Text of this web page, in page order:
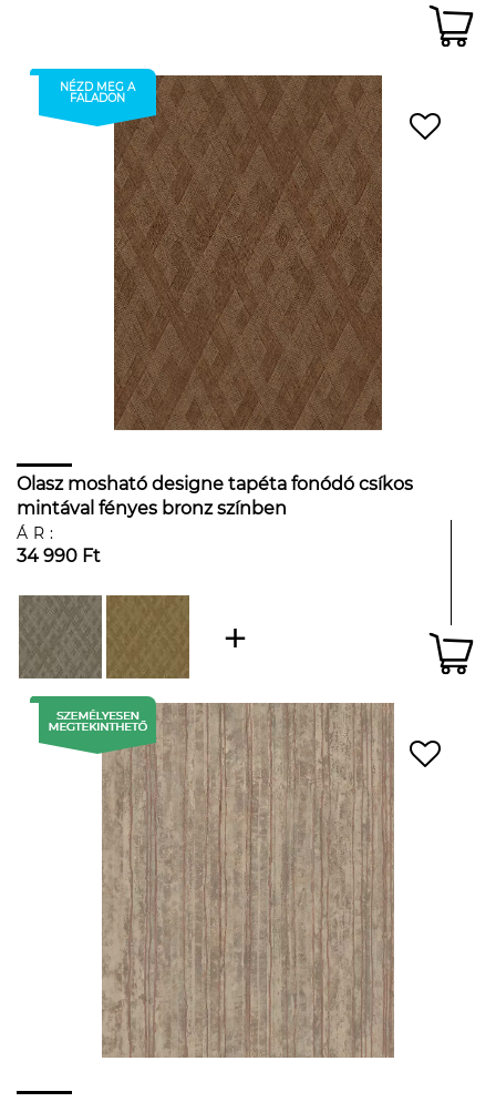
NÉZD MEG A
FALADON
Olasz mosható designe tapéta fonódó csíkos
mintával fényes bronz színben
ÁR:
34 990 Ft